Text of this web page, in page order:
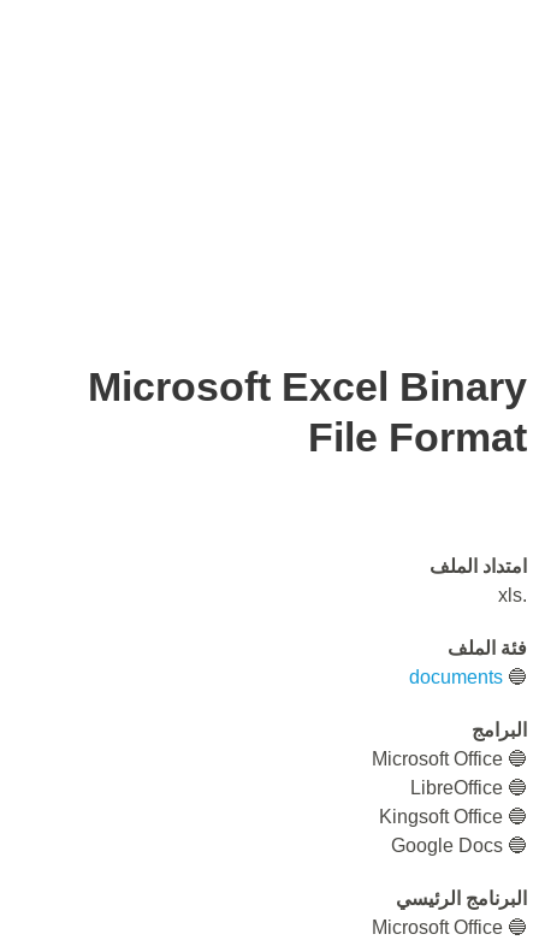
Microsoft Excel Binary
File Format
امتداد الملف
.xls
فئة الملف
🔵
documents
البرامج
🔵 Microsoft Office
🔵 LibreOffice
🔵 Kingsoft Office
🔵 Google Docs
البرنامج الرئيسي
🔵 Microsoft Office